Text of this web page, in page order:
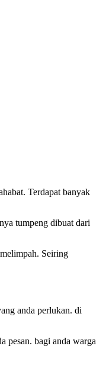
Terdapat banyak
tumpeng dibuat dari
Seiring
anda perlukan. di
pesan. bagi anda warga